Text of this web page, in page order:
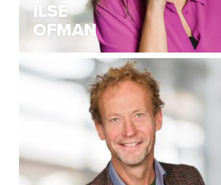
ILSE
OFMAN